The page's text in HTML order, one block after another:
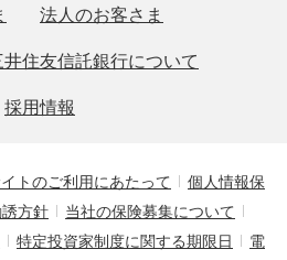
法人のお客さま
住友信託銀行について
採用情報
トのご利用にあたって
個人情報保
方針
当社の保険募集について
特定投資家制度に関する期限日
電